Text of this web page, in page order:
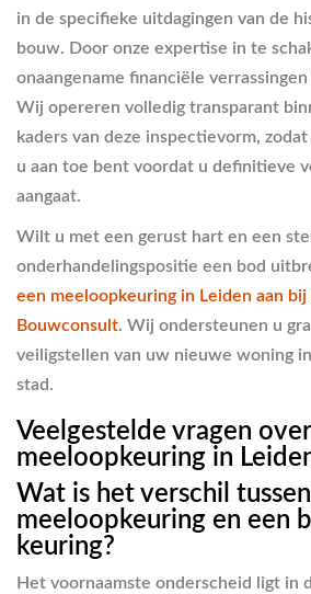
in de specifieke uitdagingen van de
bouw. Door onze expertise in te
onaangename financiële
Wij opereren volledig transparant
kaders van deze inspectievorm,
u aan toe bent voordat u definitieve
aangaat.
Wilt u met een gerust hart en een
onderhandelingspositie een bod
een meeloopkeuring in Leiden aan bij
Bouwconsult. Wij ondersteunen u
veiligstellen van uw nieuwe woning
stad.
Veelgestelde vragen
meeloopkeuring in
Wat is het verschil
meeloopkeuring en een
keuring?
Het voornaamste onderscheid ligt in